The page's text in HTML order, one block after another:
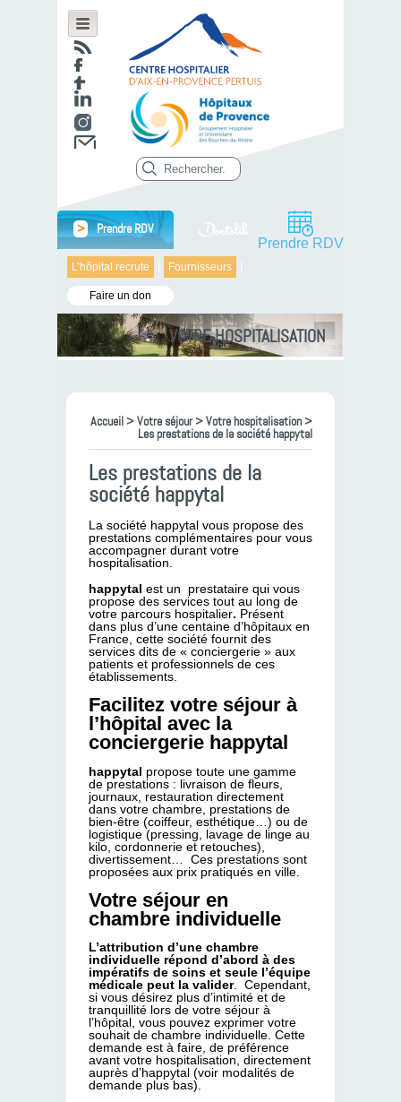
L’hôpital recrute Fournisseurs
Faire un don
> Prendre RDV
Prendre RDV
VOTRE HOSPITALISATION
Accueil>Votre séjour>Votre hospitalisation>
Les prestations de la société happytal
Les prestations de la
société happytal
La société happytal vous propose des
prestations complémentaires pour vous
accompagner durant votre
hospitalisation.
happytal est un prestataire qui vous
propose des services tout au long de
votre parcours hospitalier. Présent
dans plus d’une centaine d’hôpitaux en
France, cette société fournit des
services dits de « conciergerie » aux
patients et professionnels de ces
établissements.
Facilitez votre séjour à
l’hôpital avec la
conciergerie happytal
happytal propose toute une gamme
de prestations : livraison de fleurs,
journaux, restauration directement
dans votre chambre, prestations de
bien-être (coiffeur, esthétique…) ou de
logistique (pressing, lavage de linge au
kilo, cordonnerie et retouches),
divertissement… Ces prestations sont
proposées aux prix pratiqués en ville.
Votre séjour en
chambre individuelle
L’attribution d’une chambre
individuelle répond d’abord à des
impératifs de soins et seule l’équipe
médicale peut la valider. Cependant,
si vous désirez plus d’intimité et de
tranquillité lors de votre séjour à
l’hôpital, vous pouvez exprimer votre
souhait de chambre individuelle. Cette
demande est à faire, de préférence
avant votre hospitalisation, directement
auprès d’happytal (voir modalités de
demande plus bas).